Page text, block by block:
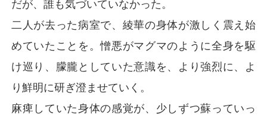
だが、誰も気づいていなかった。
二人が去った病室で、綾華の身体が激しく震え始
めていたことを。憎悪がマグマのように全身を駆
け巡り、朦朧としていた意識を、より強烈に、よ
り鮮明に研ぎ澄ませていく。
麻痺していた身体の感覚が、少しずつ蘇っていっ